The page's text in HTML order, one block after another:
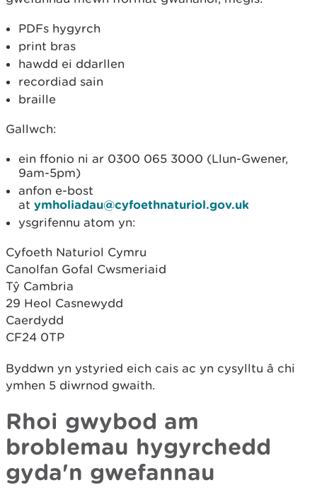
PDFs hygyrch
print bras
hawdd ei ddarllen
recordiad sain
braille
Gallwch:
ein ffonio ni ar 0300 065 3000 (Llun-Gwener,
9am-5pm)
anfon e-bost
at ymholiadau@cyfoethnaturiol.gov.uk
ysgrifennu atom yn:
Cyfoeth Naturiol Cymru
Canolfan Gofal Cwsmeriaid
Tŷ Cambria
29 Heol Casnewydd
Caerdydd
CF24 0TP
Byddwn yn ystyried eich cais ac yn cysylltu â chi
ymhen 5 diwrnod gwaith.
Rhoi gwybod am
broblemau hygyrchedd
gyda'n gwefannau